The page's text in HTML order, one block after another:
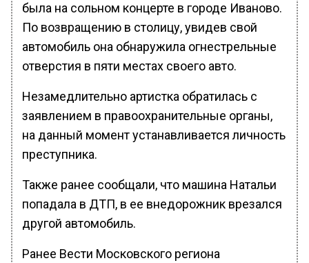
была на сольном концерте в городе Иваново.
По возвращению в столицу, увидев свой
автомобиль она обнаружила огнестрельные
отверстия в пяти местах своего авто.
Незамедлительно артистка обратилась с
заявлением в правоохранительные органы,
на данный момент устанавливается личность
преступника.
Также ранее сообщали, что машина Натальи
попадала в ДТП, в ее внедорожник врезался
другой автомобиль.
Ранее Вести Московского региона